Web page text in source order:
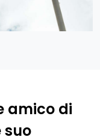
amico di
suo